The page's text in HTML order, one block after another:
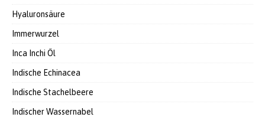
Hyaluronsäure
Immerwurzel
Inca Inchi Öl
Indische Echinacea
Indische Stachelbeere
Indischer Wassernabel